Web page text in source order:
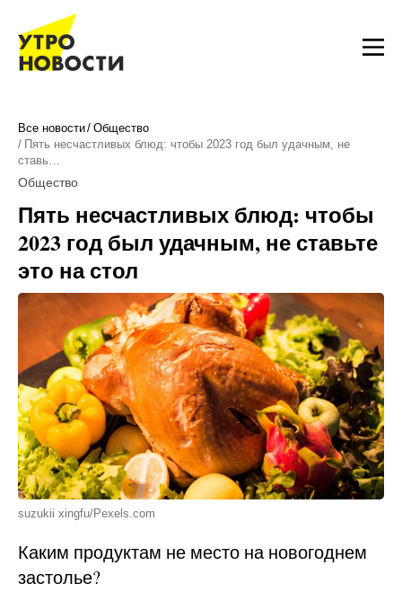
Все новости Общество
Пять несчастливых блюд: чтобы 2023 год был удачным, не
ставь…
Общество
Пять несчастливых блюд: чтобы
2023 год был удачным, не ставьте
это на стол
suzukii xingfu/Pexels.com
Каким продуктам не место на новогоднем
застолье?